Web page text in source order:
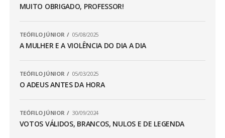
MUITO OBRIGADO, PROFESSOR!
TEÓFILO JÚNIOR 05/08/2025
A MULHER E A VIOLÊNCIA DO DIA A DIA
TEÓFILO JÚNIOR 05/03/2025
O ADEUS ANTES DA HORA
TEÓFILO JÚNIOR 30/09/2024
VOTOS VÁLIDOS, BRANCOS, NULOS E DE LEGENDA